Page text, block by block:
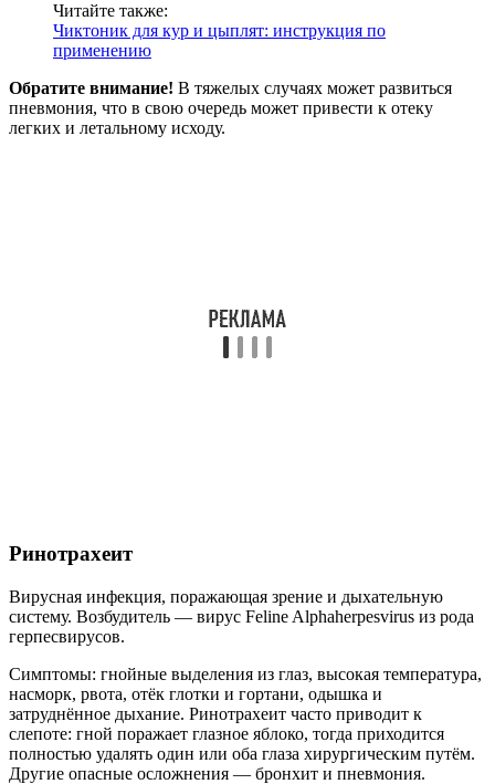
Читайте также:
Чиктоник для кур и цыплят: инструкция по
применению
Обратите внимание! В тяжелых случаях может развиться
пневмония, что в свою очередь может привести к отеку
легких и летальному исходу.
Ринотрахеит
Вирусная инфекция, поражающая зрение и дыхательную
систему. Возбудитель — вирус Feline Alphaherpesvirus из рода
герпесвирусов.
Симптомы: гнойные выделения из глаз, высокая температура,
насморк, рвота, отёк глотки и гортани, одышка и
затруднённое дыхание. Ринотрахеит часто приводит к
слепоте: гной поражает глазное яблоко, тогда приходится
полностью удалять один или оба глаза хирургическим путём.
Другие опасные осложнения — бронхит и пневмония.